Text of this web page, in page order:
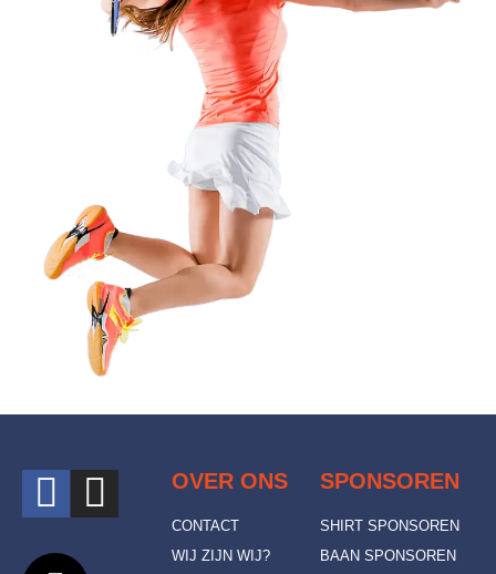
OVER ONS
CONTACT
WIJ ZIJN WIJ?
SPONSOREN
SHIRT SPONSOREN
BAAN SPONSOREN